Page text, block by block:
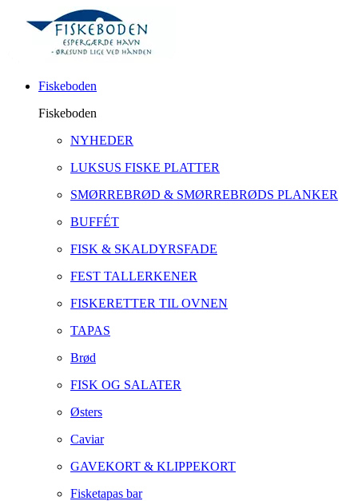
Fiskeboden
Fiskeboden
NYHEDER
LUKSUS FISKE PLATTER
SMØRREBRØD & SMØRREBRØDS PLANKER
BUFFÉT
FISK & SKALDYRSFADE
FEST TALLERKENER
FISKERETTER TIL OVNEN
TAPAS
Brød
FISK OG SALATER
Østers
Caviar
GAVEKORT & KLIPPEKORT
Fisketapas bar